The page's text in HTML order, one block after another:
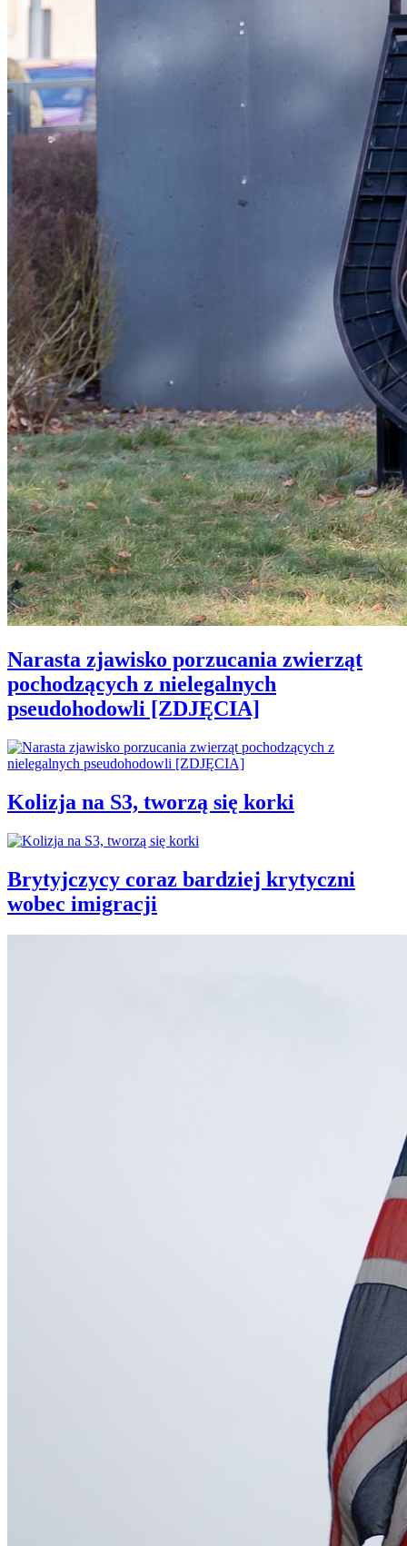
Narasta zjawisko porzucania zwierząt
pochodzących z nielegalnych
pseudohodowli [ZDJĘCIA]
Kolizja na S3, tworzą się korki
Brytyjczycy coraz bardziej krytyczni
wobec imigracji